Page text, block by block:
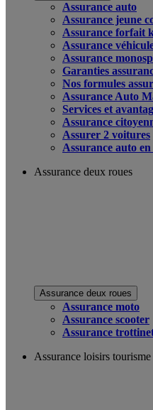
Assurance auto
Assurance jeune
Assurance forfait
Assurance
Assurance
Garanties
Nos formules
Assurance Auto
Services et
Assurance
Assurer 2 voitures
Assurance auto
Assurance deux roues
Assurance deux roues
Assurance moto
Assurance scooter
Assurance
Assurance loisirs tourisme